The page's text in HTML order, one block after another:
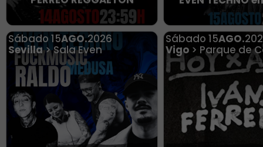
Sábado15AGO.2026
Sevilla> Sala Even
Sábado 15AGO.
Vigo> Parque de